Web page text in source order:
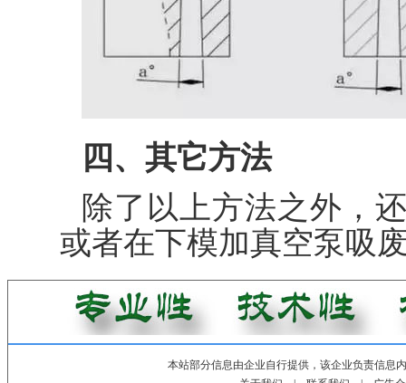
四、其它方法
除了以上方法之外，
或者在下模加真空泵吸
本站部分信息由企业自行提供，该企业负责信息